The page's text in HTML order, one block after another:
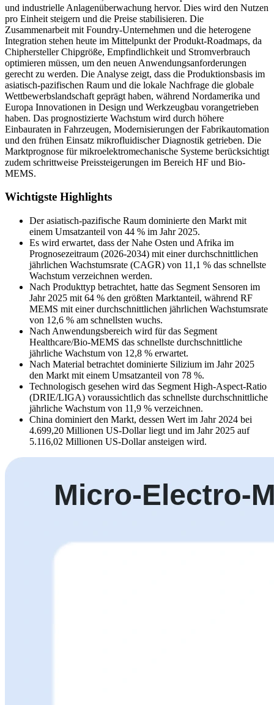
und industrielle Anlagenüberwachung hervor. Dies wird den Nutzen
pro Einheit steigern und die Preise stabilisieren. Die
Zusammenarbeit mit Foundry-Unternehmen und die heterogene
Integration stehen heute im Mittelpunkt der Produkt-Roadmaps, da
Chiphersteller Chipgröße, Empfindlichkeit und Stromverbrauch
optimieren müssen, um den neuen Anwendungsanforderungen
gerecht zu werden. Die Analyse zeigt, dass die Produktionsbasis im
asiatisch-pazifischen Raum und die lokale Nachfrage die globale
Wettbewerbslandschaft geprägt haben, während Nordamerika und
Europa Innovationen in Design und Werkzeugbau vorangetrieben
haben. Das prognostizierte Wachstum wird durch höhere
Einbauraten in Fahrzeugen, Modernisierungen der Fabrikautomation
und den frühen Einsatz mikrofluidischer Diagnostik getrieben. Die
Marktprognose für mikroelektromechanische Systeme berücksichtigt
zudem schrittweise Preissteigerungen im Bereich HF und Bio-
MEMS.
Wichtigste Highlights
Der asiatisch-pazifische Raum dominierte den Markt mit
einem Umsatzanteil von 44 % im Jahr 2025.
Es wird erwartet, dass der Nahe Osten und Afrika im
Prognosezeitraum (2026-2034) mit einer durchschnittlichen
jährlichen Wachstumsrate (CAGR) von 11,1 % das schnellste
Wachstum verzeichnen werden.
Nach Produkttyp betrachtet, hatte das Segment Sensoren im
Jahr 2025 mit 64 % den größten Marktanteil, während RF
MEMS mit einer durchschnittlichen jährlichen Wachstumsrate
von 12,6 % am schnellsten wuchs.
Nach Anwendungsbereich wird für das Segment
Healthcare/Bio-MEMS das schnellste durchschnittliche
jährliche Wachstum von 12,8 % erwartet.
Nach Material betrachtet dominierte Silizium im Jahr 2025
den Markt mit einem Umsatzanteil von 78 %.
Technologisch gesehen wird das Segment High-Aspect-Ratio
(DRIE/LIGA) voraussichtlich das schnellste durchschnittliche
jährliche Wachstum von 11,9 % verzeichnen.
China dominiert den Markt, dessen Wert im Jahr 2024 bei
4.699,20 Millionen US-Dollar liegt und im Jahr 2025 auf
5.116,02 Millionen US-Dollar ansteigen wird.